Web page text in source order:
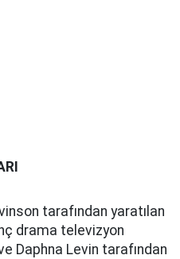
tarafından yaratılan
drama televizyon
Daphna Levin tarafından